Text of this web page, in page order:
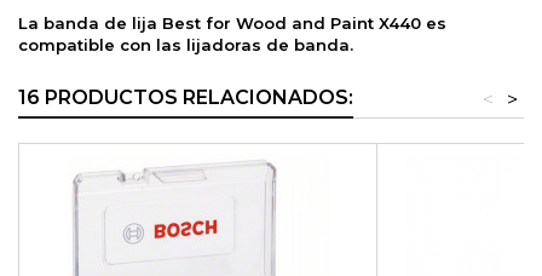
La banda de lija Best for Wood and Paint X440 es
compatible con las lijadoras de banda.
16 PRODUCTOS RELACIONADOS: >
<